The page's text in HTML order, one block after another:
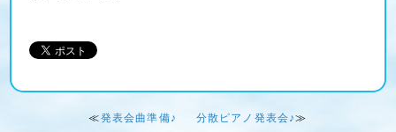
≪発表会曲準備♪ 分散ピアノ発表会♪≫